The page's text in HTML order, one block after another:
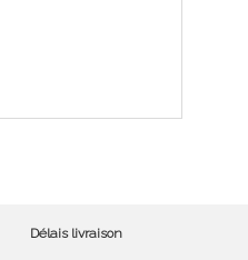
Délais livraison